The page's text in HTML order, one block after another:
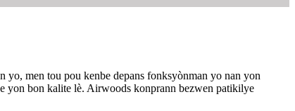
men tou pou kenbe depans fonksyònman yo nan yon
yon bon kalite lè. Airwoods konprann bezwen patikilye